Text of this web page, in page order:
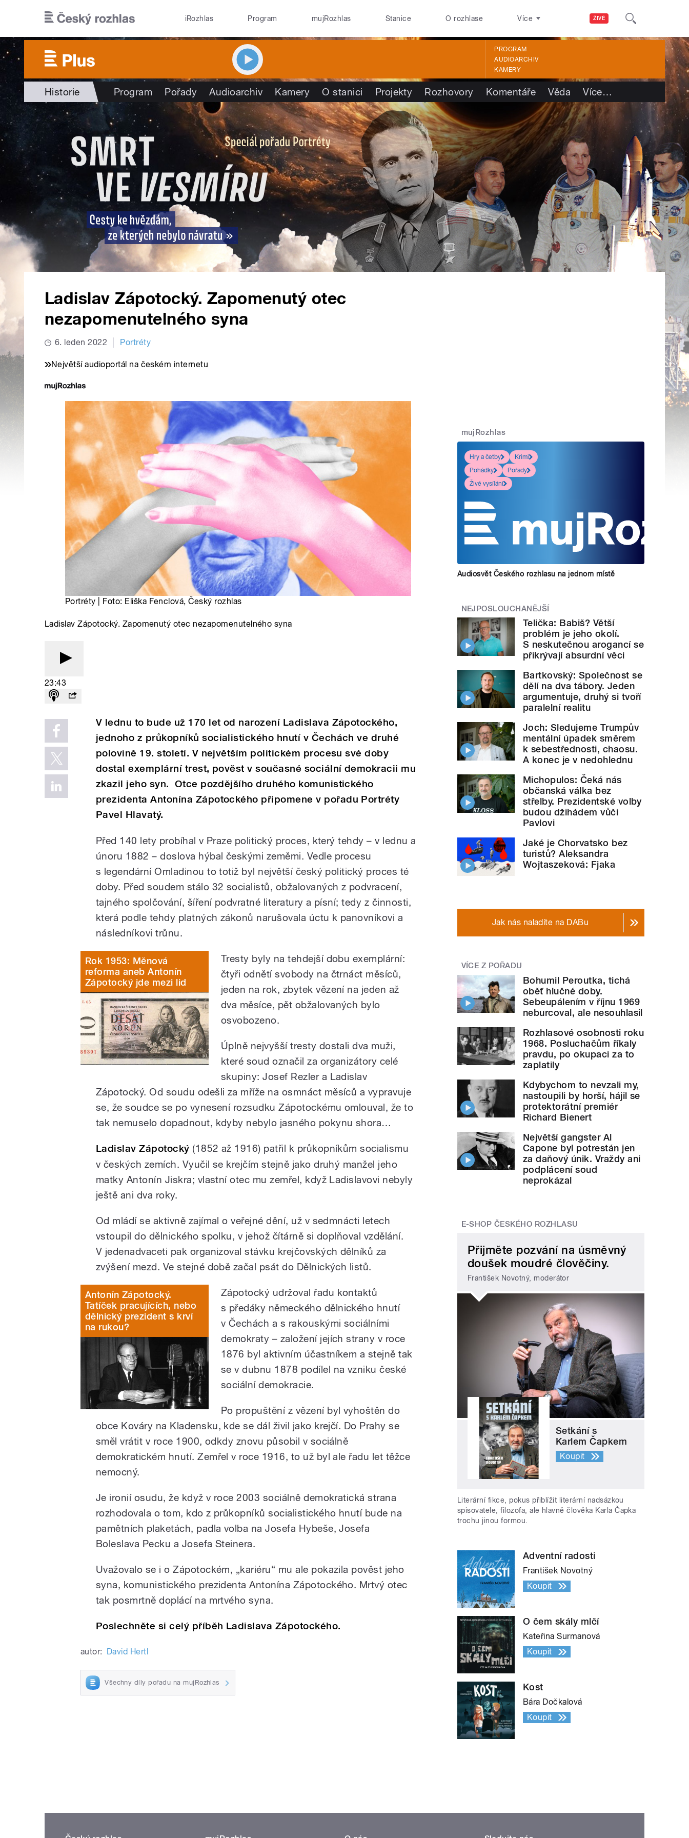
ŽIVĚ
iRozhlas Program mujRozhlas Stanice O rozhlase Více
PROGRAM
AUDIOARCHIV
KAMERY
Historie Program Pořady Audioarchiv Kamery O stanici Projekty Rozhovory Komentáře Věda Více…
Ladislav Zápotocký. Zapomenutý otec
nezapomenutelného syna
6. leden 2022 Portréty
Největší audioportál na českém internetu
Portréty | Foto: Eliška Fenclová, Český rozhlas
Ladislav Zápotocký. Zapomenutý otec nezapomenutelného syna
23:43
V lednu to bude už 170 let od narození Ladislava Zápotockého,
jednoho z průkopníků socialistického hnutí v Čechách ve druhé
polovině 19. století. V největším politickém procesu své doby
dostal exemplární trest, pověst v současné sociální demokracii mu
zkazil jeho syn. Otce pozdějšího druhého komunistického
prezidenta Antonína Zápotockého připomene v pořadu Portréty
Pavel Hlavatý.
Před 140 lety probíhal v Praze politický proces, který tehdy – v lednu a
únoru 1882 – doslova hýbal českými zeměmi. Vedle procesu
s legendární Omladinou to totiž byl největší český politický proces té
doby. Před soudem stálo 32 socialistů, obžalovaných z podvracení,
tajného spolčování, šíření podvratné literatury a písní; tedy z činnosti,
která podle tehdy platných zákonů narušovala úctu k panovníkovi a
následníkovi trůnu.
Rok 1953: Měnová
reforma aneb Antonín
Zápotocký jde mezi lid
Tresty byly na tehdejší dobu exemplární:
čtyři odnětí svobody na čtrnáct měsíců,
jeden na rok, zbytek vězení na jeden až
dva měsíce, pět obžalovaných bylo
osvobozeno.
Úplně nejvyšší tresty dostali dva muži,
které soud označil za organizátory celé
skupiny: Josef Rezler a Ladislav
Zápotocký. Od soudu odešli za mříže na osmnáct měsíců a vypravuje
se, že soudce se po vynesení rozsudku Zápotockému omlouval, že to
tak nemuselo dopadnout, kdyby nebylo jasného pokynu shora…
Ladislav Zápotocký (1852 až 1916) patřil k průkopníkům socialismu
v českých zemích. Vyučil se krejčím stejně jako druhý manžel jeho
matky Antonín Jiskra; vlastní otec mu zemřel, když Ladislavovi nebyly
ještě ani dva roky.
Od mládí se aktivně zajímal o veřejné dění, už v sedmnácti letech
vstoupil do dělnického spolku, v jehož čítárně si doplňoval vzdělání.
V jedenadvaceti pak organizoval stávku krejčovských dělníků za
zvýšení mezd. Ve stejné době začal psát do Dělnických listů.
Antonín Zápotocký.
Tatíček pracujících, nebo
dělnický prezident s krví
na rukou?
Zápotocký udržoval řadu kontaktů
s předáky německého dělnického hnutí
v Čechách a s rakouskými sociálními
demokraty – založení jejích strany v roce
1876 byl aktivním účastníkem a stejně tak
se v dubnu 1878 podílel na vzniku české
sociální demokracie.
Po propuštění z vězení byl vyhoštěn do
obce Kováry na Kladensku, kde se dál živil jako krejčí. Do Prahy se
směl vrátit v roce 1900, odkdy znovu působil v sociálně
demokratickém hnutí. Zemřel v roce 1916, to už byl ale řadu let těžce
nemocný.
Je ironií osudu, že když v roce 2003 sociálně demokratická strana
rozhodovala o tom, kdo z průkopníků socialistického hnutí bude na
pamětních plaketách, padla volba na Josefa Hybeše, Josefa
Boleslava Pecku a Josefa Steinera.
Uvažovalo se i o Zápotockém, „kariéru“ mu ale pokazila pověst jeho
syna, komunistického prezidenta Antonína Zápotockého. Mrtvý otec
tak posmrtně doplácí na mrtvého syna.
Poslechněte si celý příběh Ladislava Zápotockého.
autor: David Hertl
Všechny díly pořadu na mujRozhlas
mujRozhlas
Hry a četby
Krimi
Pohádky
Pořady
Živé vysílání
Audiosvět Českého rozhlasu na jednom místě
NEJPOSLOUCHANĚJŠÍ
Telička: Babiš? Větší
problém je jeho okolí.
S neskutečnou arogancí se
přikrývají absurdní věci
Bartkovský: Společnost se
dělí na dva tábory. Jeden
argumentuje, druhý si tvoří
paralelní realitu
Joch: Sledujeme Trumpův
mentální úpadek směrem
k sebestřednosti, chaosu.
A konec je v nedohlednu
Michopulos: Čeká nás
občanská válka bez
střelby. Prezidentské volby
budou džihádem vůči
Pavlovi
Jaké je Chorvatsko bez
turistů? Aleksandra
Wojtaszeková: Fjaka
Jak nás naladíte na DABu
VÍCE Z POŘADU
Bohumil Peroutka, tichá
oběť hlučné doby.
Sebeupálením v říjnu 1969
neburcoval, ale nesouhlasil
Rozhlasové osobnosti roku
1968. Posluchačům říkaly
pravdu, po okupaci za to
zaplatily
Kdybychom to nevzali my,
nastoupili by horší, hájil se
protektorátní premiér
Richard Bienert
Největší gangster Al
Capone byl potrestán jen
za daňový únik. Vraždy ani
podplácení soud
neprokázal
E-SHOP ČESKÉHO ROZHLASU
Přijměte pozvání na úsměvný
doušek moudré člověčiny.
František Novotný, moderátor
Setkání s
Karlem Čapkem
Koupit
Literární fikce, pokus přiblížit literární nadsázkou
spisovatele, filozofa, ale hlavně člověka Karla Čapka
trochu jinou formou.
Adventní radosti
František Novotný
Koupit
O čem skály mlčí
Kateřina Surmanová
Koupit
Kost
Bára Dočkalová
Koupit